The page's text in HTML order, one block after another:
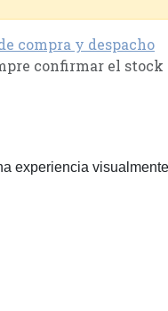
compra y despacho
confirmar el
experiencia